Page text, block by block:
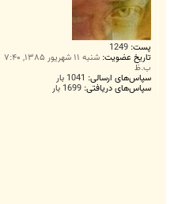
پست: 1249
تاریخ عضویت: شنبه ۱۱ شهریور ۱۳۸۵, ۷:۴۰
ب.ظ
سپاس‌های ارسالی: 1041 بار
سپاس‌های دریافتی: 1699 بار